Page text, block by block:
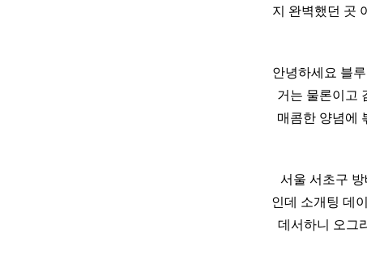
지 완벽했던 곳
안녕하세요 블
거는 물론이고
매콤한 양념에
서울 서초구
인데 소개팅 데
데서하니 오그